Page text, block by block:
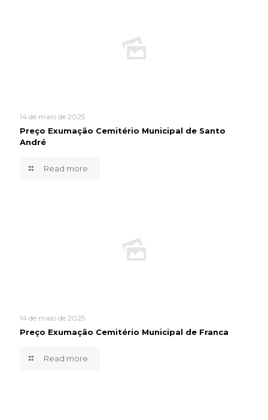
14 de maio de 2025
Preço Exumação Cemitério Municipal de Santo
André
Read more
14 de maio de 2025
Preço Exumação Cemitério Municipal de Franca
Read more